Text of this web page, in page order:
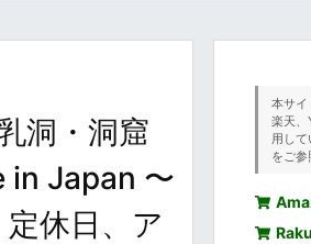
洞・洞窟
in Japan 〜
休日、ア
本サイ
楽天、
用し
をご参